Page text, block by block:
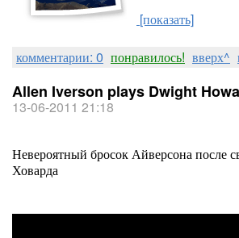
[показать]
комментарии: 0 понравилось! вверх^
Allen Iverson plays Dwight
13-06-2011 21:18
Невероятный бросок Айверсона после
Ховарда